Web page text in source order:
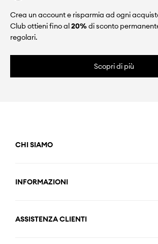
Crea un account e risparmia ad ogni
Club ottieni fino al20%di sconto
regolari.
Scopri di più
CHI SIAMO
INFORMAZIONI
ASSISTENZA CLIENTI